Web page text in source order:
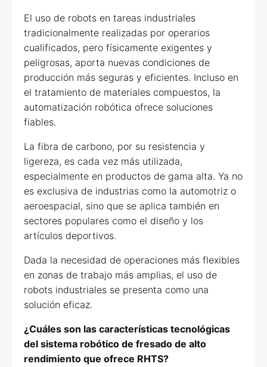
El uso de robots en tareas industriales
tradicionalmente realizadas por operarios
cualificados, pero físicamente exigentes y
peligrosas, aporta nuevas condiciones de
producción más seguras y eficientes. Incluso en
el tratamiento de materiales compuestos, la
automatización robótica ofrece soluciones
fiables.
La fibra de carbono, por su resistencia y
ligereza, es cada vez más utilizada,
especialmente en productos de gama alta. Ya no
es exclusiva de industrias como la automotriz o
aeroespacial, sino que se aplica también en
sectores populares como el diseño y los
artículos deportivos.
Dada la necesidad de operaciones más flexibles
en zonas de trabajo más amplias, el uso de
robots industriales se presenta como una
solución eficaz.
¿Cuáles son las características tecnológicas
del sistema robótico de fresado de alto
rendimiento que ofrece RHTS?